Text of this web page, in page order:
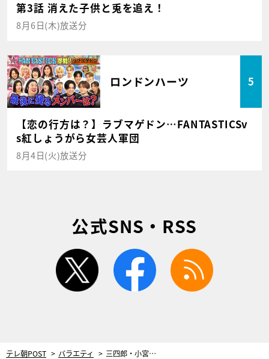
第3話 消えた子供と兎を追え！
8月6日(木)放送分
ロンドンハーツ 5
【恋の行方は？】ラブマゲドン…FANTASTICSv
s紅しょうがら女芸人軍団
8月4日(火)放送分
公式SNS・RSS
twitter facebook
テレ朝POST バラエティ 三四郎・小宮、ブラジル美女の大胆ボディタッチに怖気づく！「個室だったらわかるよ」